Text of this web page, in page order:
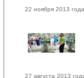
22 ноября 2013 года
27 августа 2013